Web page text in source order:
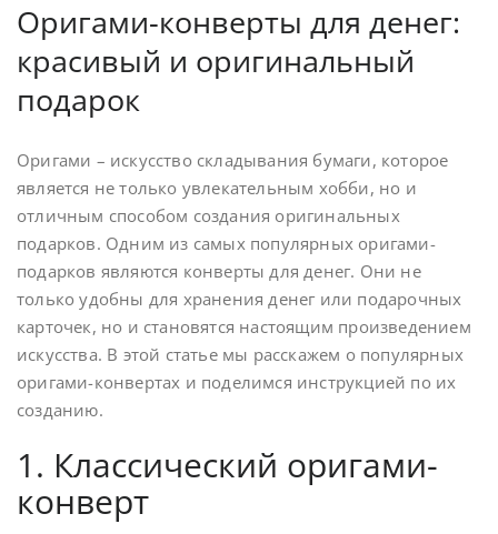
Оригами-конверты для денег:
красивый и оригинальный
подарок
Оригами – искусство складывания бумаги, которое
является не только увлекательным хобби, но и
отличным способом создания оригинальных
подарков. Одним из самых популярных оригами-
подарков являются конверты для денег. Они не
только удобны для хранения денег или подарочных
карточек, но и становятся настоящим произведением
искусства. В этой статье мы расскажем о популярных
оригами-конвертах и поделимся инструкцией по их
созданию.
1. Классический оригами-
конверт